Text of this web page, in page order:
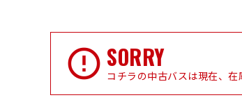
SORRY
コチラの中古バスは現在、在